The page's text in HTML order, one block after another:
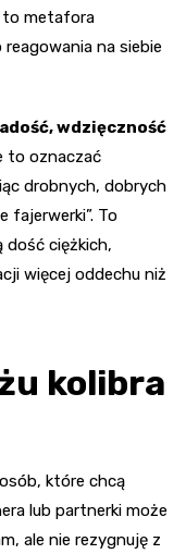
to metafora
na siebie
wdzięczność
to oznaczać
drobnych, dobrych
fajerwerki”. To
dość ciężkich,
więcej oddechu niż
kolibra
które chcą
lub partnerki może
ale nie rezygnuję z